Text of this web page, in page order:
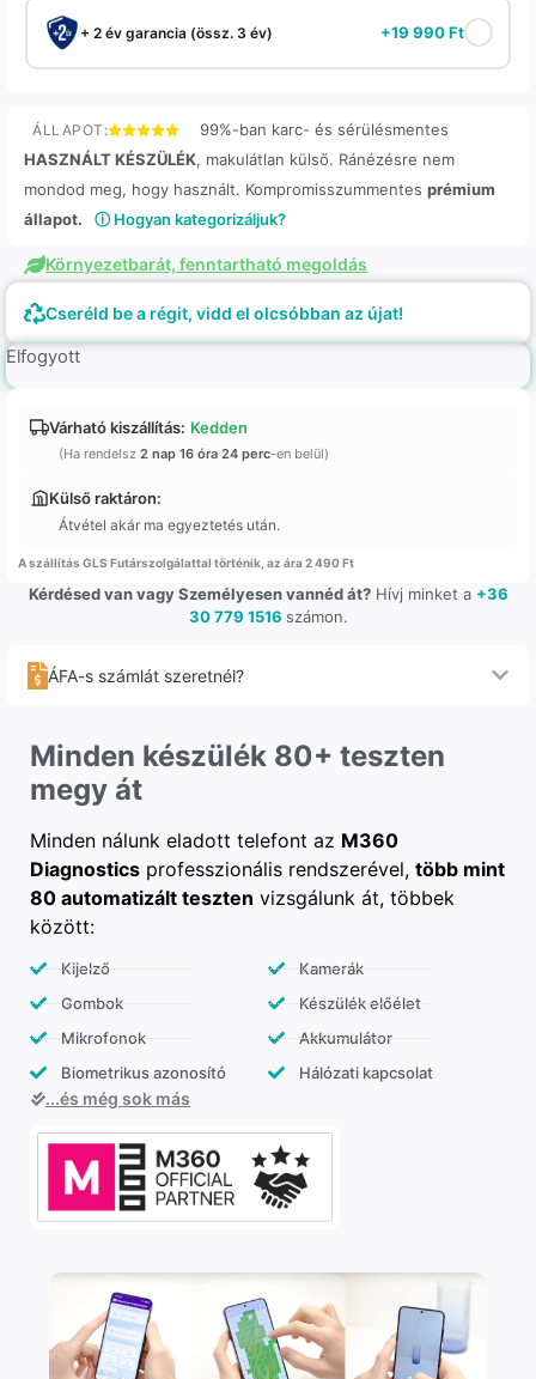
+ 2 év garancia (össz. 3 év) +19 990Ft
ÁLLAPOT:
99%-ban karc- és sérülésmentes
HASZNÁLT KÉSZÜLÉK, makulátlan külső. Ránézésre nem
mondod meg, hogy használt. Kompromisszummentes prémium
állapot.
ⓘ Hogyan kategorizáljuk?
Környezetbarát, fenntartható megoldás
Cseréld be a régit, vidd el olcsóbban az újat!
Elfogyott
Várható kiszállítás: Kedden
(Ha rendelsz 2 nap 16 óra 24 perc-en belül)
Külső raktáron:
Átvétel akár ma egyeztetés után.
A szállítás GLS Futárszolgálattal történik, az ára 2 490 Ft
Kérdésed van vagy Személyesen vannéd át?Hívj minket a +36
30 779 1516 számon.
ÁFA-s számlát szeretnél?
Minden készülék 80+ teszten
megy át
Minden nálunk eladott telefont az M360
Diagnostics professzionális rendszerével, több mint
80 automatizált teszten vizsgálunk át, többek
között:
Kijelző
Gombok
Mikrofonok
Biometrikus azonosító
Kamerák
Készülék előélet
Akkumulátor
Hálózati kapcsolat
...és még sok más